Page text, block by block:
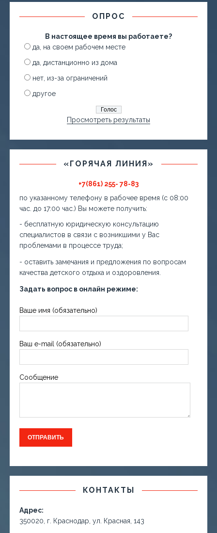
ОПРОС
В настоящее время вы работаете?
да, на своем рабочем месте
да, дистанционно из дома
нет, из-за ограничений
другое
Просмотреть результаты
«ГОРЯЧАЯ ЛИНИЯ»
+7(861) 255- 78-83
по указанному телефону в рабочее время (с 08:00
час. до 17:00 час.) Вы можете получить:
- бесплатную юридическую консультацию
специалистов в связи с возникшими у Вас
проблемами в процессе труда;
- оставить замечания и предложения по вопросам
качества детского отдыха и оздоровления.
Задать вопрос в онлайн режиме:
Ваше имя (обязательно)
Ваш e-mail (обязательно)
Сообщение
КОНТАКТЫ
Адрес:
350020, г. Краснодар, ул. Красная, 143